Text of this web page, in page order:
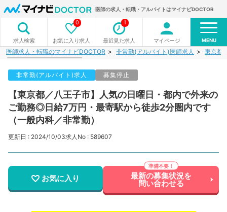
医師の求人・転職・アルバイトはマイナビDOCTOR
求人検索 お気に入り求人
0
最近見た求人
1
マイページ MENU
医師求人・転職のマイナビDOCTOR 非常勤(アルバイト)医師求人 東京都
非常勤(アルバイト)求人 募集停止
【東京都／八王子市】人気の日曜日・都内で外来の
ご勤務◎日給7万円・最寄駅から徒歩2分圏内です
（一般内科／非常勤）
更新日 : 2024/10/03求人No : 589607
お気に入り 最新の募集状況を
問い合わせる